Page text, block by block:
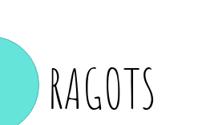
RAGOTS